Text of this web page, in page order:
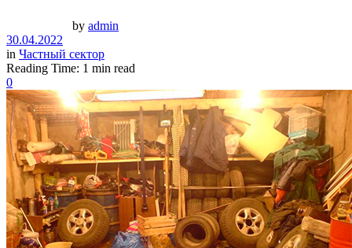
by admin
30.04.2022
in Частный сектор
Reading Time: 1 min read
0